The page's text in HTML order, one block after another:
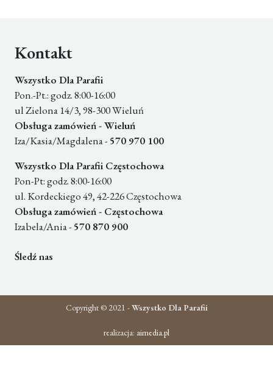
Kontakt
Wszystko Dla Parafii
Pon.-Pt.: godz. 8:00-16:00
ul Zielona 14/3, 98-300 Wieluń
Obsługa zamówień - Wieluń
Iza/Kasia/Magdalena - 570 970 100
Wszystko Dla Parafii Częstochowa
Pon-Pt: godz. 8:00-16:00
ul. Kordeckiego 49, 42-226 Częstochowa
Obsługa zamówień - Częstochowa
Izabela/Ania - 570 870 900
Śledź nas
Copyright © 2021 -Wszystko Dla Parafii
realizacja: aimedia.pl